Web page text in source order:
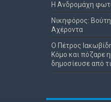
Η Ανδρομάχη
Νικηφόρος:
Αχέροντα
Ο Πέτρος
Κόμο και πόζαρε
δημοσίευσε από